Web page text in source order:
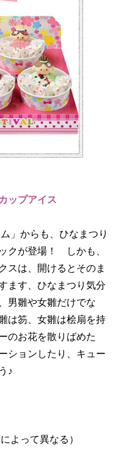
ップアイス
」からも、ひなまつり
クが登場！ しかも、
スは、開けるとそのま
ます、ひなまつり気分
男雛や女雛だけでな
は笏、女雛は桧扇を持
のお花を散りばめた
ションしたり、キュー
♪
よって異なる）